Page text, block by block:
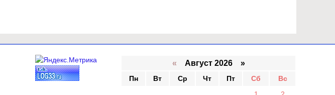
« Август 2026 »
Пн Вт Ср Чт Пт Сб
Вс